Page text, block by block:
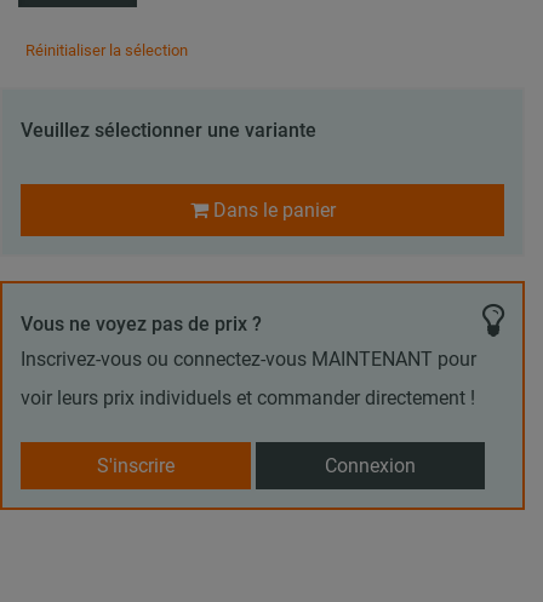
Réinitialiser la sélection
Veuillez sélectionner une variante
Dans le panier
Vous ne voyez pas de prix ?
Inscrivez-vous ou connectez-vous MAINTENANT pour
voir leurs prix individuels et commander directement !
S'inscrire Connexion